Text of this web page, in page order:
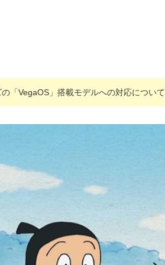
「VegaOS」搭載モデルへの対応について